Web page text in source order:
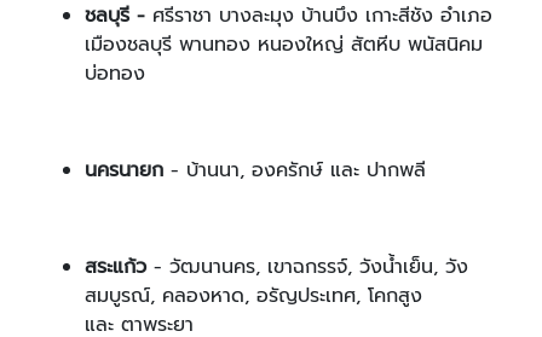
ชลบุรี - ศรีราชา บางละมุง บ้านบึง เกาะสีชัง อำเภอ
เมืองชลบุรี พานทอง หนองใหญ่ สัตหีบ พนัสนิคม
บ่อทอง
นครนายก - บ้านนา, องครักษ์ และ ปากพลี
สระแก้ว- วัฒนานคร, เขาฉกรรจ์, วังน้ำเย็น, วัง
สมบูรณ์, คลองหาด, อรัญประเทศ, โคกสูง
และ ตาพระยา